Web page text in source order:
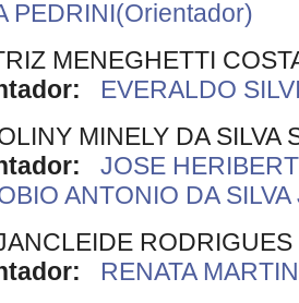
PEDRINI(Orientador)
MENEGHETTI
EVERALDO
MINELY DA SILVA
JOSE
ANTONIO DA
RODRIGUES
RENATA